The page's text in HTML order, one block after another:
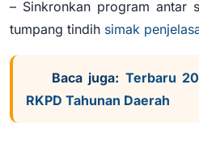
– Sinkronkan program antar
tumpang tindih simak
Baca juga: Terbaru
RKPD Tahunan Daerah